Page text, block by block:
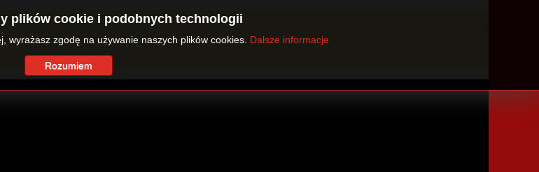
plików cookie i podobnych technologii
wyrażasz zgodę na używanie naszych plików cookies. Dalsze informacje
Rozumiem